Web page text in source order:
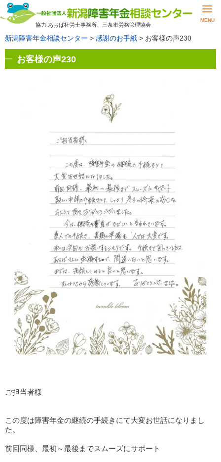
協力:あおば社労士事務所、三条市労務管理協会
MENU
新潟障害年金相談センター > 感謝のお手紙 > お客様の声230
お客様の声230
ご担当者様
この度は障害年金の継続の手続きにて大変お世話になりまし
た。
前回同様、最初～最後までスムーズにサポート